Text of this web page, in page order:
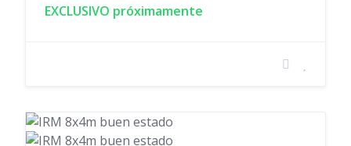
EXCLUSIVO próximamente